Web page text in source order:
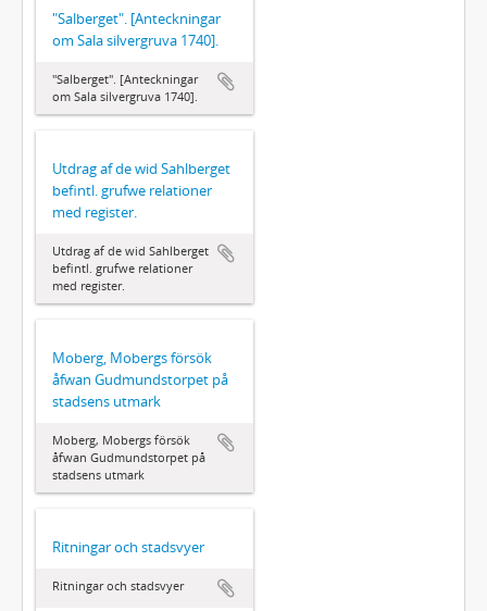
"Salberget". [Anteckningar
om Sala silvergruva 1740].
"Salberget". [Anteckningar
om Sala silvergruva 1740].
Utdrag af de wid Sahlberget
befintl. grufwe relationer
med register.
Utdrag af de wid Sahlberget
befintl. grufwe relationer
med register.
Moberg, Mobergs försök
åfwan Gudmundstorpet på
stadsens utmark
Moberg, Mobergs försök
åfwan Gudmundstorpet på
stadsens utmark
Ritningar och stadsvyer
Ritningar och stadsvyer